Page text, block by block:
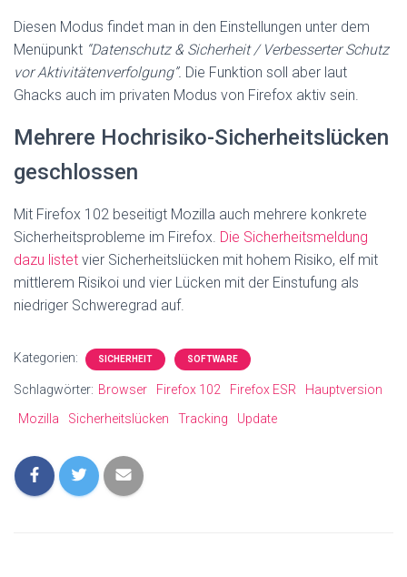
Diesen Modus findet man in den Einstellungen unter dem
Menüpunkt “Datenschutz & Sicherheit / Verbesserter Schutz
vor Aktivitätenverfolgung”. Die Funktion soll aber laut
Ghacks auch im privaten Modus von Firefox aktiv sein.
Mehrere Hochrisiko-Sicherheitslücken
geschlossen
Mit Firefox 102 beseitigt Mozilla auch mehrere konkrete
Sicherheitsprobleme im Firefox. Die Sicherheitsmeldung
dazu listet vier Sicherheitslücken mit hohem Risiko, elf mit
mittlerem Risikoi und vier Lücken mit der Einstufung als
niedriger Schweregrad auf.
Kategorien: SICHERHEIT SOFTWARE
Schlagwörter: Browser Firefox 102 Firefox ESR
Hauptversion
Mozilla
Sicherheitslücken Tracking Update